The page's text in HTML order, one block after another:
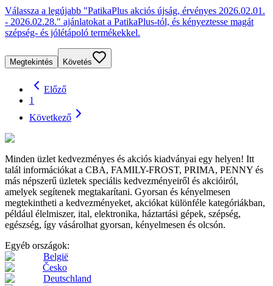
Válassza a legújabb "PatikaPlus akciós újság, érvényes 2026.02.01.
- 2026.02.28." ajánlatokat a PatikaPlus-tól, és kényeztesse magát
szépség- és jólétápoló termékekkel.
Megtekintés Követés
Előző
1
Következő
Minden üzlet kedvezményes és akciós kiadványai egy helyen! Itt
talál információkat a CBA, FAMILY-FROST, PRIMA, PENNY és
más népszerű üzletek speciális kedvezményeiről és akcióiról,
amelyek segítenek megtakarítani. Gyorsan és kényelmesen
megtekintheti a kedvezményeket, akciókat különféle kategóriákban,
például élelmiszer, ital, elektronika, háztartási gépek, szépség,
egészség, így vásárolhat gyorsan, kényelmesen és olcsón.
Egyéb országok:
België
Česko
Deutschland